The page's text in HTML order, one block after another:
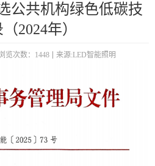
公共机构绿色低碳技
2024年）
览次数：1448 来源:LED智能照明